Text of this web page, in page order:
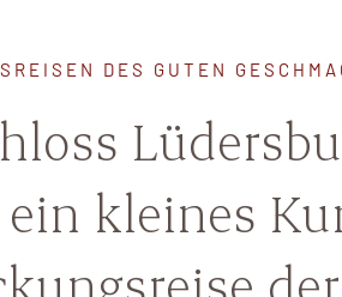
DES GUTEN
ein kleines